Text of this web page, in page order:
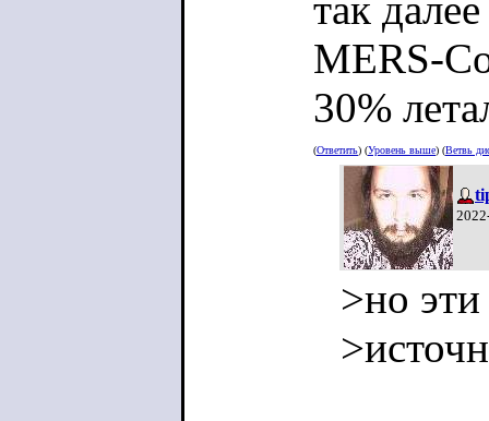
MERS-
30%
(Ответить) (Уровень выше) (Ветвь
>но